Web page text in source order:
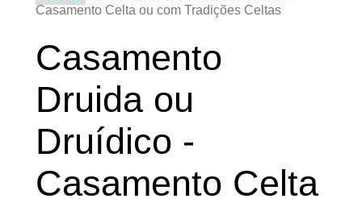
Casamento
Druida ou
Druídico -
Casamento Celta